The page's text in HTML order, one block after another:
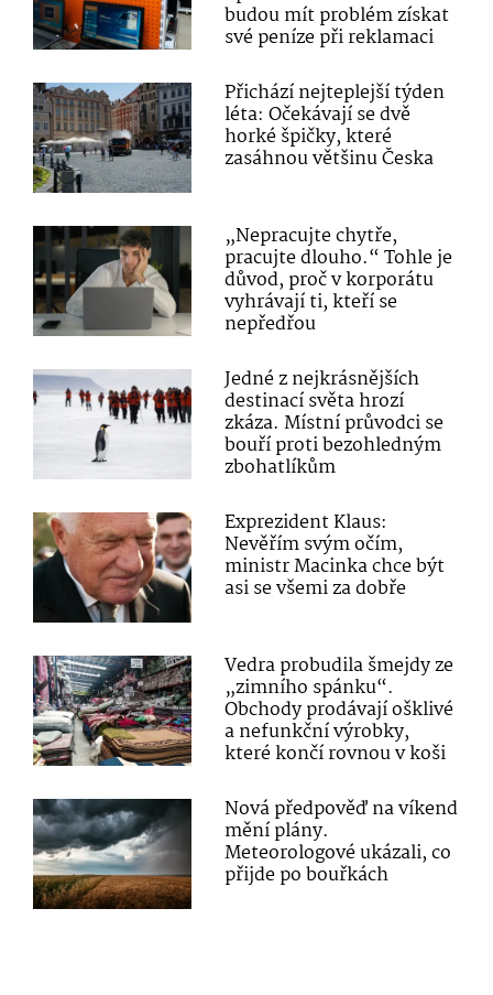
budou mít problém získat
své peníze při reklamaci
Přichází nejteplejší týden
léta: Očekávají se dvě
horké špičky, které
zasáhnou většinu Česka
„Nepracujte chytře,
pracujte dlouho.“ Tohle je
důvod, proč v korporátu
vyhrávají ti, kteří se
nepředřou
Jedné z nejkrásnějších
destinací světa hrozí
zkáza. Místní průvodci se
bouří proti bezohledným
zbohatlíkům
Exprezident Klaus:
Nevěřím svým očím,
ministr Macinka chce být
asi se všemi za dobře
Vedra probudila šmejdy ze
„zimního spánku“.
Obchody prodávají ošklivé
a nefunkční výrobky,
které končí rovnou v koši
Nová předpověď na víkend
mění plány.
Meteorologové ukázali, co
přijde po bouřkách